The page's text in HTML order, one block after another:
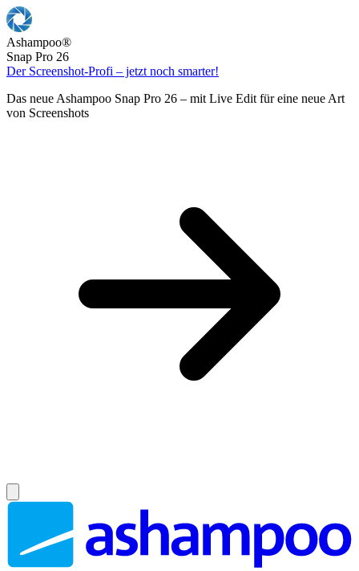
Ashampoo®
Snap Pro 26
Der Screenshot-Profi – jetzt noch smarter!
Das neue Ashampoo Snap Pro 26 – mit Live Edit für eine neue Art
von Screenshots